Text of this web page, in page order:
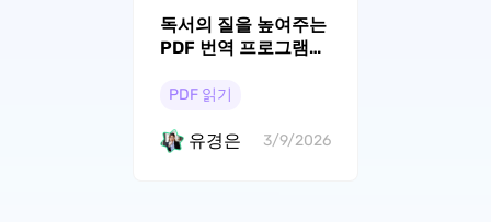
독서의 질을 높여주는
PDF 번역 프로그램
PDF 읽기
유경은 3/9/2026